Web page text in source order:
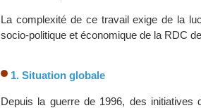
La complexité de ce travail exige de la
socio-politique et économique de la RDC
1. Situation globale
Depuis la guerre de 1996, des